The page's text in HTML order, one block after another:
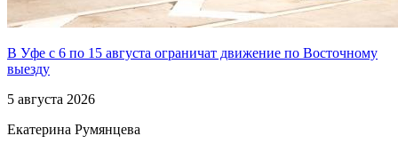
В Уфе с 6 по 15 августа ограничат движение по Восточному
выезду
5 августа 2026
Екатерина Румянцева